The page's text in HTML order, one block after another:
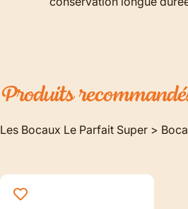
Produits
Les Bocaux Le Parfait Super >